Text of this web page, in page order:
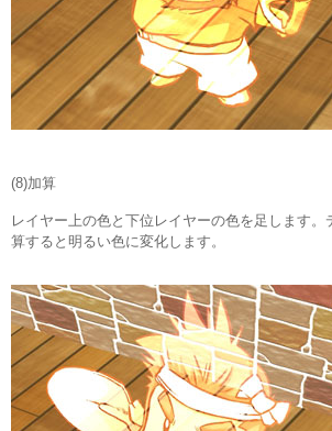
(8)加算
レイヤー上の色と下位レイヤーの色を足します。
算すると明るい色に変化します。